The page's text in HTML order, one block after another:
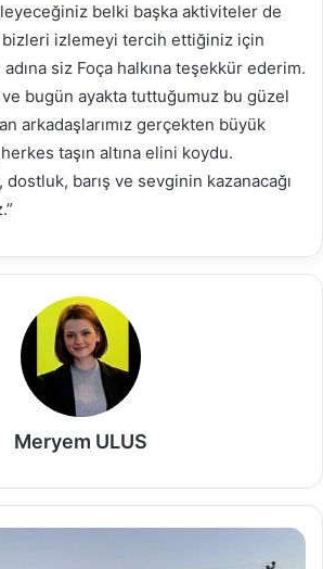
belki başka aktiviteler de
bizleri izlemeyi tercih ettiğiniz için
siz Foça halkına teşekkür ederim.
bugün ayakta tuttuğumuz bu güzel
arkadaşlarımız gerçekten büyük
taşın altına elini koydu.
barış ve sevginin kazanacağı
Meryem ULUS